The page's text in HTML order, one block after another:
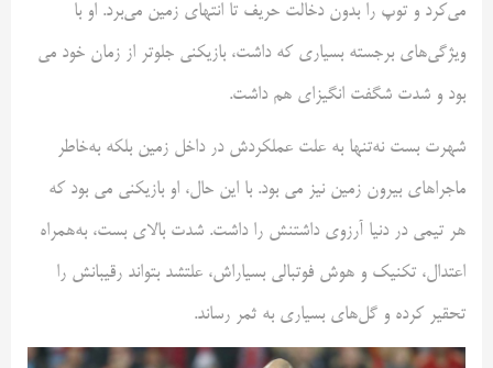
می‌کرد و توپ را بدون دخالت حریف تا انتهای زمین می‌برد. او با
ویژگی‌های برجسته بسیاری که داشت، بازیکنی جلوتر از زمان خود می
بود و شدت شگفت انگیز‌ای هم داشت.
شهرت بست نه‌تنها به علت عملکردش در داخل زمین بلکه به‌خاطر
ماجراهای بیرون زمین نیز می بود. با این حال، او بازیکنی می بود که
هر تیمی در دنیا آرزوی داشتنش را داشت. شدت بالای بست، به‌همراه
اعتدال، تکنیک و هوش فوتبالی بسیار‌اش، علتشد بتواند رقیبانش را
تحقیر کرده و گل‌های بسیاری به ثمر رساند.